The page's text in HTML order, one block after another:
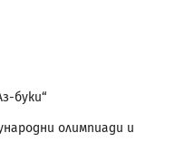
буки“
олимпиади и